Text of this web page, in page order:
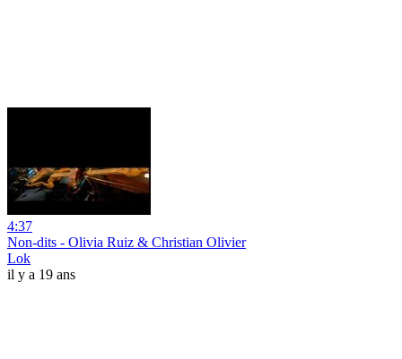
4:37
Non-dits - Olivia Ruiz & Christian Olivier
Lok
il y a 19 ans